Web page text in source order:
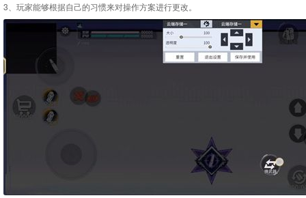
3、玩家能够根据自己的习惯来对操作方案进行更改。